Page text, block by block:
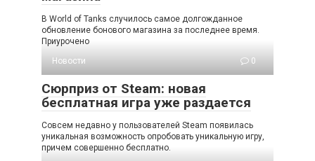
В World of Tanks случилось самое долгожданное
обновление бонового магазина за последнее время.
Приурочено
Новости
0
Сюрприз от Steam: новая
бесплатная игра уже раздается
Совсем недавно у пользователей Steam появилась
уникальная возможность опробовать уникальную игру,
причем совершенно бесплатно.